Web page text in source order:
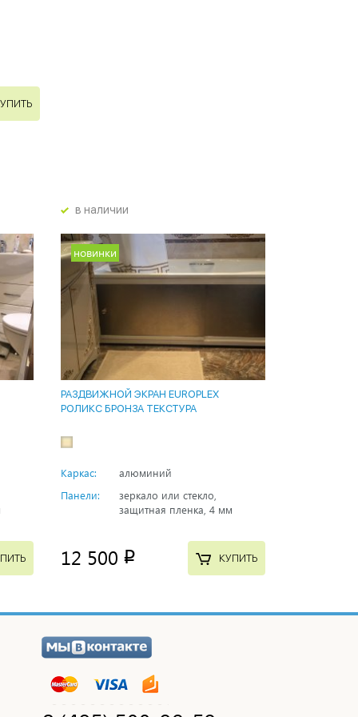
в наличии
новинки
РАЗДВИЖНОЙ ЭКРАН EUROPLEX
РОЛИКС БРОНЗА ТЕКСТУРА
Каркас:
алюминий
Панели:
зеркало или стекло,
защитная пленка, 4 мм
12 500 p КУПИТЬ